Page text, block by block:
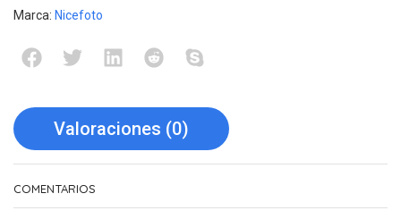
Marca: Nicefoto
Valoraciones (0)
COMENTARIOS